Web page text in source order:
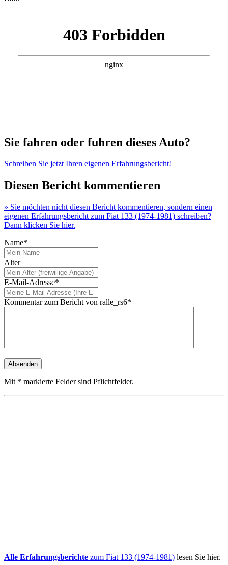
Sie fahren oder fuhren dieses Auto?
Schreiben Sie jetzt Ihren eigenen Erfahrungsbericht!
Diesen Bericht kommentieren
» Sie möchten nicht diesen Bericht kommentieren, sondern einen
eigenen Erfahrungsbericht zum Fiat 133 (1974-1981) schreiben?
Dann klicken Sie hier.
Name*
Alter
E-Mail-Adresse*
Kommentar zum Bericht von ralle_rs6*
Mit * markierte Felder sind Pflichtfelder.
Alle Erfahrungsberichte zum Fiat 133 (1974-1981) lesen Sie hier.